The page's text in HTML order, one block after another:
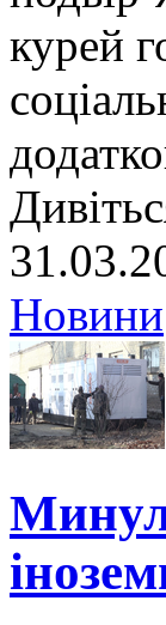
курей
Новини